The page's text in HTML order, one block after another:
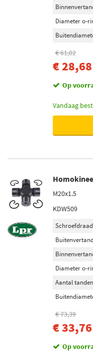
Diameter o-
€ 61,02
€ 28,68
Op
Vandaag
M20x1.5
KDW509
Diameter o-
Aantal
€ 73,39
€ 33,76
Op